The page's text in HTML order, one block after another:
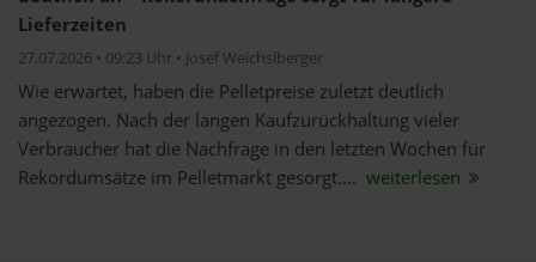
Lieferzeiten
27.07.2026 • 09:23 Uhr • Josef Weichslberger
Wie erwartet, haben die Pelletpreise zuletzt deutlich
angezogen. Nach der langen Kaufzurückhaltung vieler
Verbraucher hat die Nachfrage in den letzten Wochen für
Rekordumsätze im Pelletmarkt gesorgt.... weiterlesen